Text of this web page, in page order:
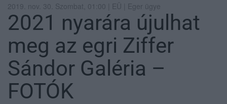
2019. nov. 30. Szombat, 01:00 | EÜ | Eger ügye
2021 nyarára újulhat
meg az egri Ziffer
Sándor Galéria –
FOTÓK